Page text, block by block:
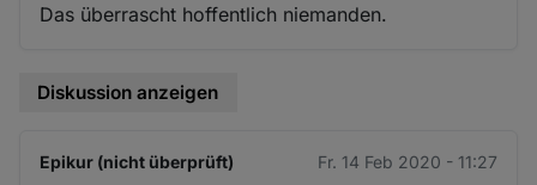
Das überrascht hoffentlich niemanden.
Diskussion anzeigen
Epikur (nicht überprüft) Fr. 14 Feb 2020 - 11:27